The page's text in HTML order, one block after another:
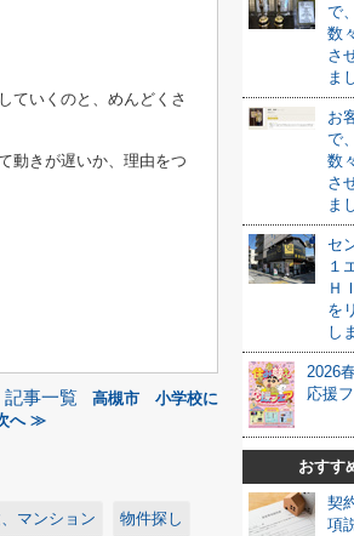
ていくのと、めんどくさ
動きが遅いか、理由をつ
記事一覧
高槻市 小学校に
へ ≫
マンション 物件探し
で
数
さ
ま
お
で
数
さ
ま
セ
１
Ｈ
を
し
2026
応援
おすす
契
項